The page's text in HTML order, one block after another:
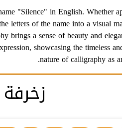
"Silence" in English. Whether
letters of the name into a visual
brings a sense of beauty and
showcasing the timeless
nature of calligraphy as